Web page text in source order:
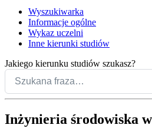
Wyszukiwarka
Informacje ogólne
Wykaz uczelni
Inne kierunki studiów
Jakiego kierunku studiów szukasz?
Inżynieria środowiska